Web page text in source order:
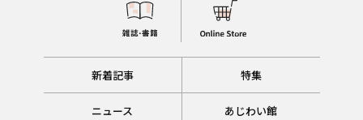
新着記事 特集
ニュース あじわい館